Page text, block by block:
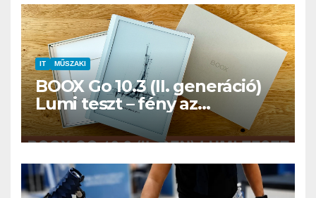
IT MŰSZAKI
BOOX Go 10.3 (II. generáció)
Lumi teszt – fény az
éjszakában, fél könyvtár a
családi csomagban